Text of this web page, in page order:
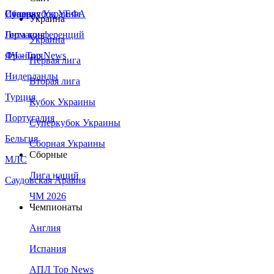
Сборная Украины
Италия
Германия
Франция
Нидерланды
Турция
Португалия
Бельгия
МЛС
Саудовская Аравия
Суперкубок УЕФА
Лига конференций
ЛЧ - Top News
Украина
Украина
Первая лига
Вторая лига
Кубок Украины
Суперкубок Украины
Сборная Украины
Сборные
Лига наций
ЧМ 2026
Чемпионаты
Англия
Испания
АПЛ Top News